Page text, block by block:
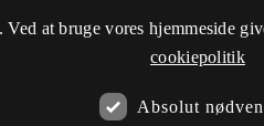
at bruge vores hjemmeside
cookiepolitik
Absolut